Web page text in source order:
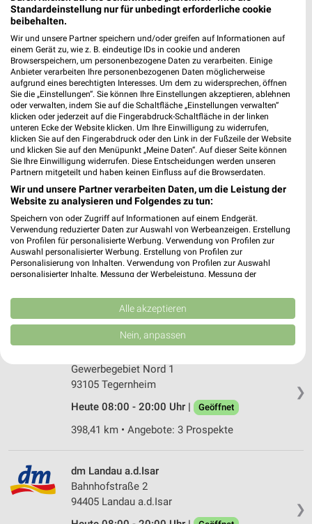
Bischof-Sailer-Straße 3-7
93092 Barbing
Heute 08:00 - 20:00 Uhr | Geöffnet
400,44 km
Rossmann Obertraubling
Regensburger Str. 73
93083 Obertraubling
Heute 08:00 - 20:00 Uhr | Geöffnet
404,01 km • Angebote: 3 Prospekte
Müller Schierling
Leierndorfer Str. 32
84069 Schierling
419,03 km • Angebote: 4 Prospekte
❯
Gewerbegebiet Nord 1
93105 Tegernheim
Heute 08:00 - 20:00 Uhr |
Geöffnet
398,41 km • Angebote: 3 Prospekte
❯
dm Landau a.d.Isar
Bahnhofstraße 2
94405 Landau a.d.Isar
Standardeinstellung nur für unbedingt erforderliche cookie
beibehalten.
Wir und unsere Partner speichern und/oder greifen auf Informationen auf
einem Gerät zu, wie z. B. eindeutige IDs in cookie und anderen
Browserspeichern, um personenbezogene Daten zu verarbeiten. Einige
Anbieter verarbeiten Ihre personenbezogenen Daten möglicherweise
aufgrund eines berechtigten Interesses. Um dem zu widersprechen, öffnen
Sie die „Einstellungen“. Sie können Ihre Einstellungen akzeptieren, ablehnen
oder verwalten, indem Sie auf die Schaltfläche „Einstellungen verwalten“
klicken oder jederzeit auf die Fingerabdruck-Schaltfläche in der linken
unteren Ecke der Website klicken. Um Ihre Einwilligung zu widerrufen,
klicken Sie auf den Fingerabdruck oder den Link in der Fußzeile der Website
und klicken Sie auf den Menüpunkt „Meine Daten“. Auf dieser Seite können
Sie Ihre Einwilligung widerrufen. Diese Entscheidungen werden unseren
Partnern mitgeteilt und haben keinen Einfluss auf die Browserdaten.
Wir und unsere Partner verarbeiten Daten, um die Leistung der
Website zu analysieren und Folgendes zu tun:
Speichern von oder Zugriff auf Informationen auf einem Endgerät.
Verwendung reduzierter Daten zur Auswahl von Werbeanzeigen. Erstellung
von Profilen für personalisierte Werbung. Verwendung von Profilen zur
Auswahl personalisierter Werbung. Erstellung von Profilen zur
Personalisierung von Inhalten. Verwendung von Profilen zur Auswahl
personalisierter Inhalte. Messung der Werbeleistung. Messung der
Kombinationen von Daten aus verschiedenen Quellen. Entwicklung und
Verbesserung der Angebote. Verwendung reduzierter Daten zur Auswahl
von Inhalten.
Daten können außerhalb der Europäischen Union weitergegeben und in die
Website/App.
Partnerliste anzeigen (1 IAB-Anbieter)
Wir nutzen Ihre Daten für folgende Zwecke:
Verwendung reduzierter Daten zur Auswahl von
Werbeanzeigen
Alle akzeptieren
Nein, anpassen